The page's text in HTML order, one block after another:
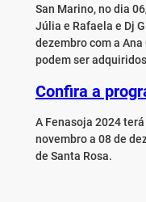
San Marino, no dia
Júlia e Rafaela e Dj
dezembro com a
podem ser
Confira a
A Fenasoja 2024
novembro a 08 de
de Santa Rosa.